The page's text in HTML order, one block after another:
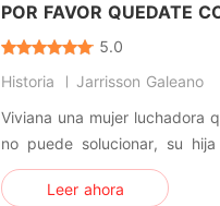
POR FAVOR QUEDATE
5.0
Historia
Jarrisson Galeano
Viviana una mujer luchadora
no puede solucionar, su
con el hombre del que se
quien conoció unos días
Leer ahora